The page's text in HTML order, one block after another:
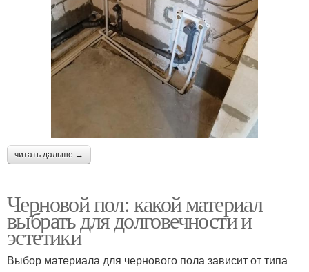
читать дальше →
Черновой пол: какой материал
выбрать для долговечности и
эстетики
Выбор материала для чернового пола зависит от типа